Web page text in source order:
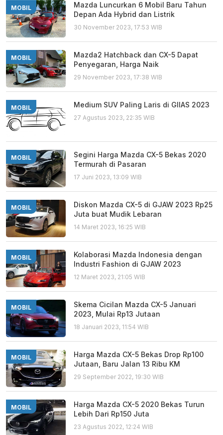
MOBIL
Mazda Luncurkan 6 Mobil Baru Tahun
Depan Ada Hybrid dan Listrik
30 November 2023, 17:53 WIB
MOBIL
Mazda2 Hatchback dan CX-5 Dapat
Penyegaran, Harga Naik
29 November 2023, 17:38 WIB
MOBIL Medium SUV Paling Laris di GIIAS 2023
27 Agustus 2023, 22:35 WIB
MOBIL
Segini Harga Mazda CX-5 Bekas 2020
Termurah di Pasaran
17 Juni 2023, 13:09 WIB
MOBIL
Diskon Mazda CX-5 di GJAW 2023 Rp25
Juta buat Mudik Lebaran
14 Maret 2023, 16:25 WIB
MOBIL
Kolaborasi Mazda Indonesia dengan
Industri Fashion di GJAW 2023
12 Maret 2023, 21:05 WIB
MOBIL
Skema Cicilan Mazda CX-5 Januari
2023, Mulai Rp13 Jutaan
18 Januari 2023, 11:54 WIB
MOBIL
Harga Mazda CX-5 Bekas Drop Rp100
Jutaan, Baru Jalan 13 Ribu KM
29 September 2022, 19:30 WIB
MOBIL
Harga Mazda CX-5 2020 Bekas Turun
Lebih Dari Rp150 Juta
23 Agustus 2022, 12:24 WIB